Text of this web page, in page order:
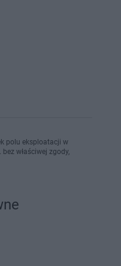
polu eksploatacji w
właściwej zgody,